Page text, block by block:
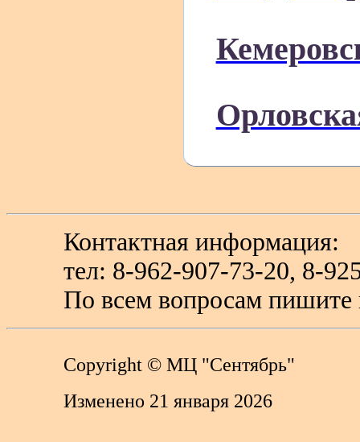
Контактная информация:
тел: 8-962-907-73-20, 8-
По всем вопросам
Copyright © МЦ "Сентябрь"
Изменено 21 января 2026